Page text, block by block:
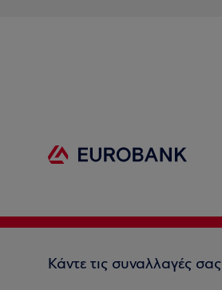
Κάντε τις συναλλαγές σας